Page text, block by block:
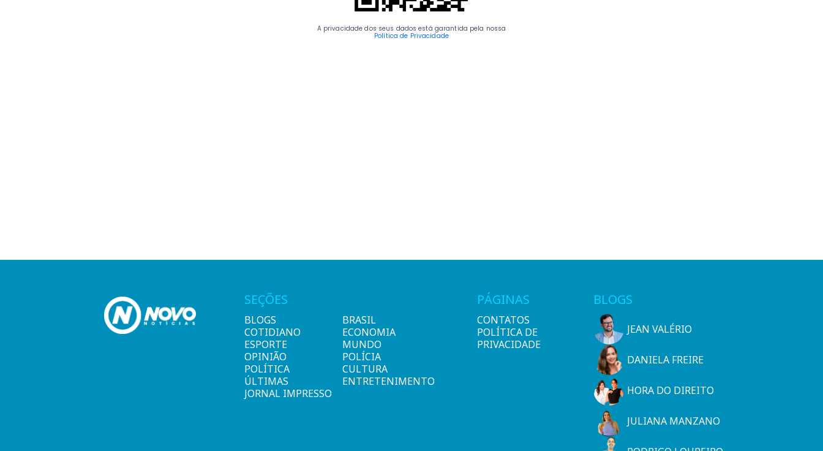
A privacidade dos seus dados está garantida pela nossa
Política de Privacidade
SEÇÕES
BLOGS
BRASIL
COTIDIANO
ECONOMIA
ESPORTE
MUNDO
OPINIÃO
POLÍCIA
POLÍTICA
CULTURA
ÚLTIMAS
ENTRETENIMENTO
JORNAL IMPRESSO
PÁGINAS
CONTATOS
POLÍTICA DE
PRIVACIDADE
BLOGS
JEAN VALÉRIO
DANIELA FREIRE
HORA DO DIREITO
JULIANA MANZANO